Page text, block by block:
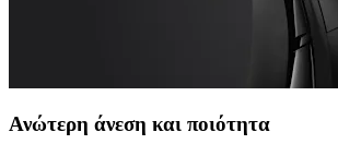
Ανώτερη άνεση και ποιότητα